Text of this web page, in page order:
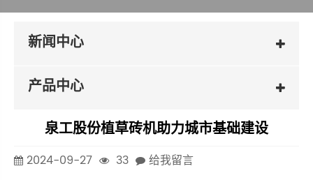
新闻中心
产品中心
泉工股份植草砖机助力城市基础建设
2024-09-27 33 给我留言